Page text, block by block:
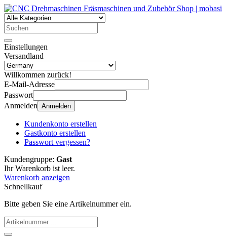
Einstellungen
Versandland
Willkommen zurück!
E-Mail-Adresse
Passwort
Anmelden Anmelden
Kundenkonto erstellen
Gastkonto erstellen
Passwort vergessen?
Kundengruppe: Gast
Ihr Warenkorb ist leer.
Warenkorb anzeigen
Schnellkauf
Bitte geben Sie eine Artikelnummer ein.